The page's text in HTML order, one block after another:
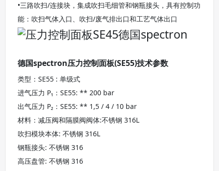
•三路吹扫/连接块，集成吹扫毛细管和钢瓶接头，具有控制功
能：吹扫气体入口、吹扫/废气排出口和工艺气体出口
德国spectron压力控制面板(SE55)技术参数
类型：SE55 : 单级式
进气压力 P₁：SE55: ** 200 bar
出气压力 P₂：SE55: ** 1,5 / 4 / 10 bar
材料：减压阀和隔膜阀阀体:不锈钢 316L
吹扫模块本体: 不锈钢 316L
钢瓶接头: 不锈钢 316
高压盘管: 不锈钢 316